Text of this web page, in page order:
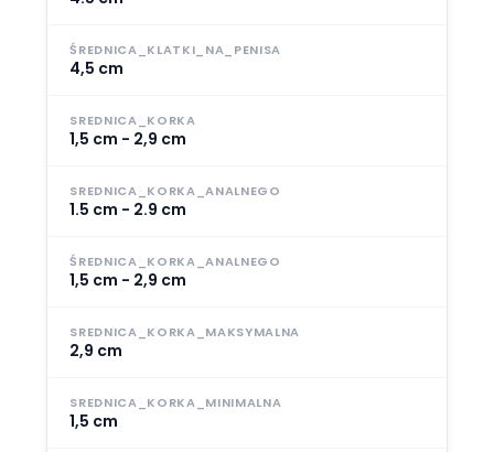
ŚREDNICA_KLATKI_NA_PENISA
4,5 cm
SREDNICA_KORKA
1,5 cm - 2,9 cm
SREDNICA_KORKA_ANALNEGO
1.5 cm - 2.9 cm
ŚREDNICA_KORKA_ANALNEGO
1,5 cm - 2,9 cm
SREDNICA_KORKA_MAKSYMALNA
2,9 cm
SREDNICA_KORKA_MINIMALNA
1,5 cm